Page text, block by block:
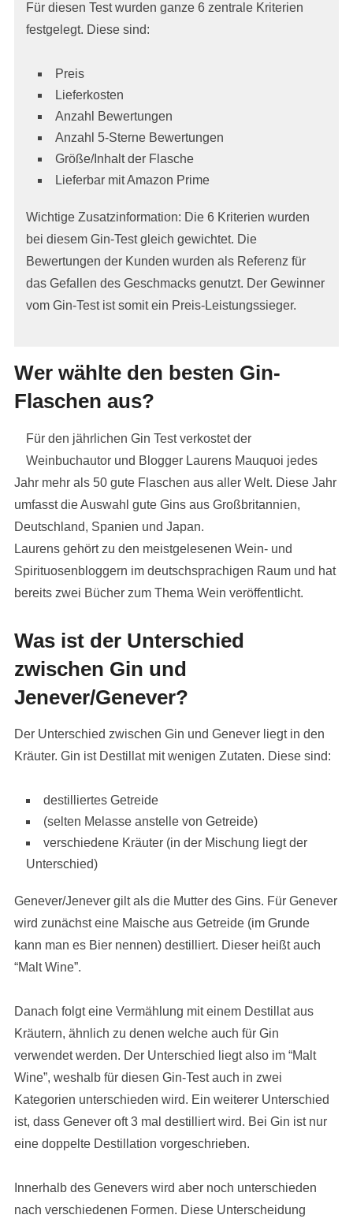
Für diesen Test wurden ganze 6 zentrale Kriterien
festgelegt. Diese sind:
Preis
Lieferkosten
Anzahl Bewertungen
Anzahl 5-Sterne Bewertungen
Größe/Inhalt der Flasche
Lieferbar mit Amazon Prime
Wichtige Zusatzinformation: Die 6 Kriterien wurden
bei diesem Gin-Test gleich gewichtet. Die
Bewertungen der Kunden wurden als Referenz für
das Gefallen des Geschmacks genutzt. Der Gewinner
vom Gin-Test ist somit ein Preis-Leistungssieger.
Wer wählte den besten Gin-
Flaschen aus?
Für den jährlichen Gin Test verkostet der
Weinbuchautor und Blogger Laurens Mauquoi jedes
Jahr mehr als 50 gute Flaschen aus aller Welt. Diese Jahr
umfasst die Auswahl gute Gins aus Großbritannien,
Deutschland, Spanien und Japan.
Laurens gehört zu den meistgelesenen Wein- und
Spirituosenbloggern im deutschsprachigen Raum und hat
bereits zwei Bücher zum Thema Wein veröffentlicht.
Was ist der Unterschied
zwischen Gin und
Jenever/Genever?
Der Unterschied zwischen Gin und Genever liegt in den
Kräuter. Gin ist Destillat mit wenigen Zutaten. Diese sind:
destilliertes Getreide
(selten Melasse anstelle von Getreide)
verschiedene Kräuter (in der Mischung liegt der
Unterschied)
Genever/Jenever gilt als die Mutter des Gins. Für Genever
wird zunächst eine Maische aus Getreide (im Grunde
kann man es Bier nennen) destilliert. Dieser heißt auch
“Malt Wine”.
Danach folgt eine Vermählung mit einem Destillat aus
Kräutern, ähnlich zu denen welche auch für Gin
verwendet werden. Der Unterschied liegt also im “Malt
Wine”, weshalb für diesen Gin-Test auch in zwei
Kategorien unterschieden wird. Ein weiterer Unterschied
ist, dass Genever oft 3 mal destilliert wird. Bei Gin ist nur
eine doppelte Destillation vorgeschrieben.
Innerhalb des Genevers wird aber noch unterschieden
nach verschiedenen Formen. Diese Unterscheidung